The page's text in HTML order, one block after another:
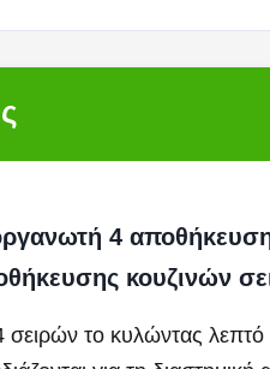
4
κουζινών
το κυλώντας